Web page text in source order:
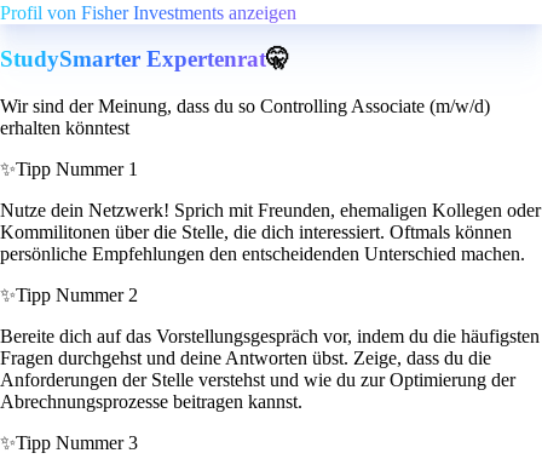
Profil von Fisher Investments anzeigen
StudySmarter Expertenrat🤫
Wir sind der Meinung, dass du so Controlling Associate (m/w/d)
erhalten könntest
✨Tipp Nummer 1
Nutze dein Netzwerk! Sprich mit Freunden, ehemaligen Kollegen oder
Kommilitonen über die Stelle, die dich interessiert. Oftmals können
persönliche Empfehlungen den entscheidenden Unterschied machen.
✨Tipp Nummer 2
Bereite dich auf das Vorstellungsgespräch vor, indem du die häufigsten
Fragen durchgehst und deine Antworten übst. Zeige, dass du die
Anforderungen der Stelle verstehst und wie du zur Optimierung der
Abrechnungsprozesse beitragen kannst.
✨Tipp Nummer 3